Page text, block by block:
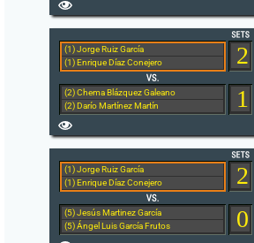
(1) Jorge Ruiz García
(1) Enrique Díaz Conejero
(2) Chema Blázquez Galeano
(2) Darío Martínez Martín
2
1
(1) Jorge Ruiz García
(1) Enrique Díaz Conejero
(5) Jesús Martinez García
(5) Ángel Luis García Frutos
2
0